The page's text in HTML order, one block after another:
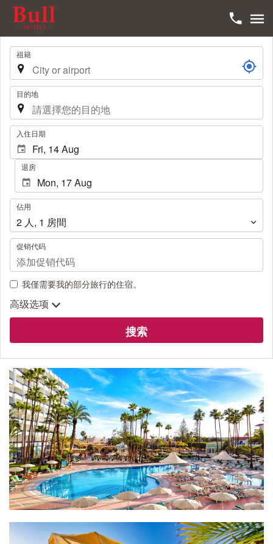
旅祖籍
目的地
. 入住日期
退房
佔
用
佔用
2 人 , 1 房間
促销代码
我僅需要我的部分旅行的住宿。
高级选项
搜索